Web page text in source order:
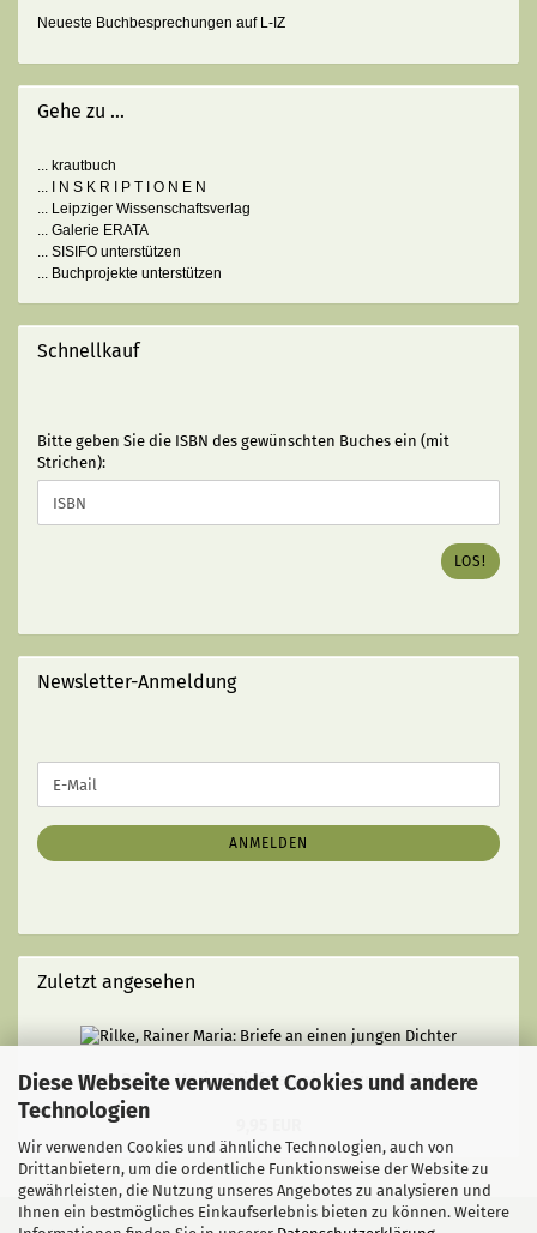
Diese Webseite verwendet Cookies und andere
Technologien
Wir verwenden Cookies und ähnliche Technologien, auch von
Drittanbietern, um die ordentliche Funktionsweise der Website zu
gewährleisten, die Nutzung unseres Angebotes zu analysieren und
Ihnen ein bestmögliches Einkaufserlebnis bieten zu können. Weitere
Neueste Buchbesprechungen auf L-IZ
Gehe zu ...
... krautbuch
... I N S K R I P T I O N E N
... Leipziger Wissenschaftsverlag
... Galerie ERATA
... SISIFO unterstützen
... Buchprojekte unterstützen
Schnellkauf
BITTE
GEBEN
SIE
DIE
ISBN
(MIT
STRICHEN):
Bitte geben Sie die ISBN des gewünschten Buches ein (mit
Strichen):
LOS!
Newsletter-Anmeldung
ZUR
ANMELDUNG
E-
Mail
ANMELDEN
Zuletzt angesehen
Rilke, Rainer Maria: Briefe an einen jungen Dichter